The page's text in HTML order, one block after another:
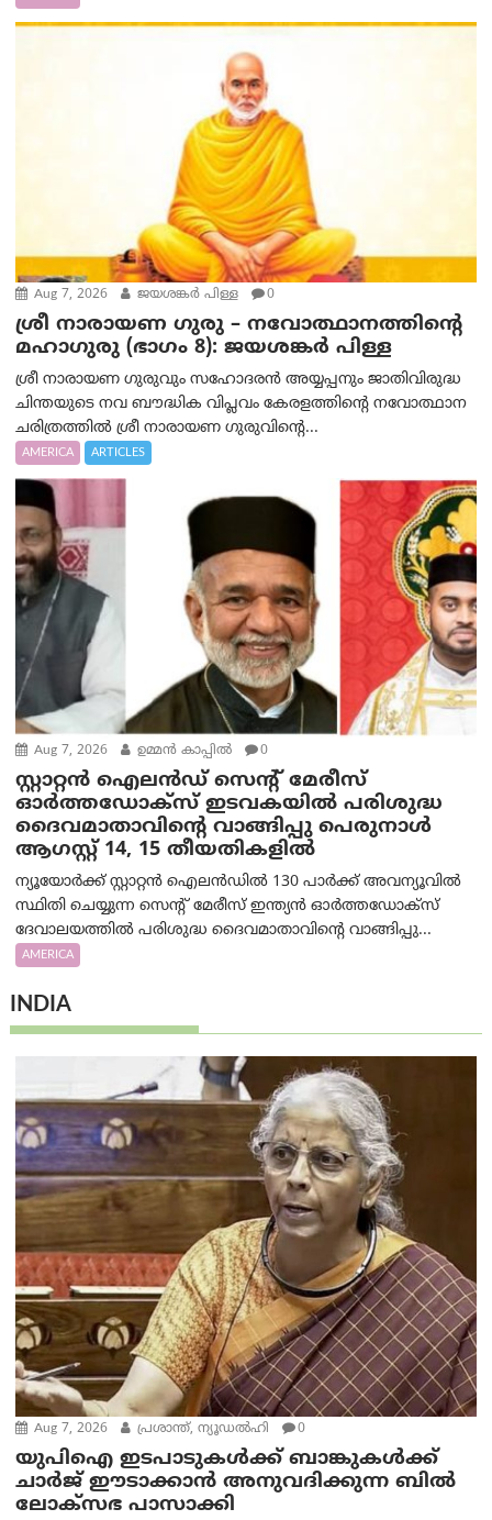
Aug 7, 2026 ജയശങ്കര്‍ പിള്ള 0
ശ്രീ നാരായണ ഗുരു – നവോത്ഥാനത്തിന്റെ
മഹാഗുരു (ഭാഗം 8): ജയശങ്കര്‍ പിള്ള
ശ്രീ നാരായണ ഗുരുവും സഹോദരൻ അയ്യപ്പനും ജാതിവിരുദ്ധ
ചിന്തയുടെ നവ ബൗദ്ധിക വിപ്ലവം കേരളത്തിന്റെ നവോത്ഥാന
ചരിത്രത്തിൽ ശ്രീ നാരായണ ഗുരുവിന്റെ...
AMERICA ARTICLES
Aug 7, 2026 ഉമ്മന്‍ കാപ്പില്‍ 0
സ്റ്റാറ്റൻ ഐലൻഡ് സെന്റ് മേരീസ്
ഓർത്തഡോക്സ് ഇടവകയിൽ പരിശുദ്ധ
ദൈവമാതാവിന്റെ വാങ്ങിപ്പു പെരുനാൾ
ആഗസ്റ്റ് 14, 15 തീയതികളിൽ
ന്യൂയോർക്ക് സ്റ്റാറ്റൻ ഐലൻഡിൽ 130 പാർക്ക് അവന്യൂവിൽ
സ്ഥിതി ചെയ്യുന്ന സെന്റ് മേരീസ് ഇന്ത്യൻ ഓർത്തഡോക്സ്
ദേവാലയത്തിൽ പരിശുദ്ധ ദൈവമാതാവിന്റെ വാങ്ങിപ്പു...
AMERICA
INDIA
Aug 7, 2026 പ്രശാന്ത്, ന്യൂഡല്‍ഹി 0
യുപിഐ ഇടപാടുകൾക്ക് ബാങ്കുകൾക്ക്
ചാർജ് ഈടാക്കാൻ അനുവദിക്കുന്ന ബിൽ
ലോക്‌സഭ പാസാക്കി